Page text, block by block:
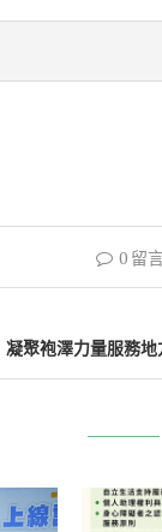
0 留
聚袍澤力量服務地